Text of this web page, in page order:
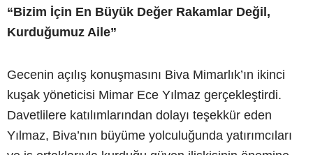
“Bizim İçin En Büyük Değer Rakamlar Değil,
Kurduğumuz Aile”
Gecenin açılış konuşmasını Biva Mimarlık’ın ikinci
kuşak yöneticisi Mimar Ece Yılmaz gerçekleştirdi.
Davetlilere katılımlarından dolayı teşekkür eden
Yılmaz, Biva’nın büyüme yolculuğunda yatırımcıları